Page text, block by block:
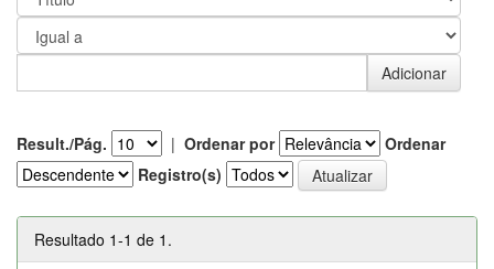
Result./Pág. | Ordenar por
Ordenar
Registro(s)
Resultado 1-1 de 1.